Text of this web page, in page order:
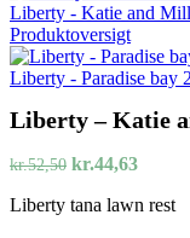
Liberty - Katie and
Produktoversigt
Liberty - Paradise bay
Liberty – Katie
kr.52,50 Den
pris
kr.44,63Den
pris
Liberty tana lawn rest